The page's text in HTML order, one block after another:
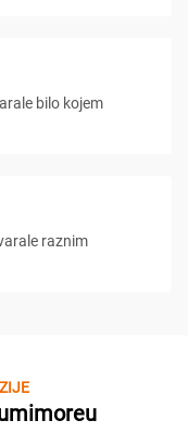
bilo kojem
raznim